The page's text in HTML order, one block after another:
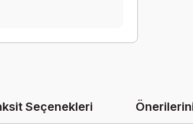
Seçenekleri